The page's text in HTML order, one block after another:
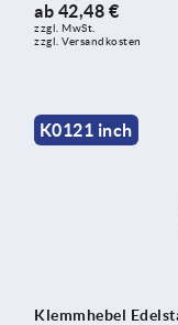
ab 42,48 €
zzgl. MwSt.
zzgl. Versandkosten
K0121 inch
Klemmhebel